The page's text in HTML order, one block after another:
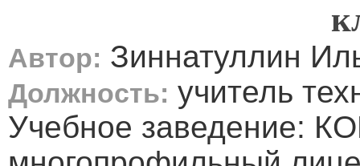
Автор: Зиннатуллин
Должность: учитель
Учебное заведение: